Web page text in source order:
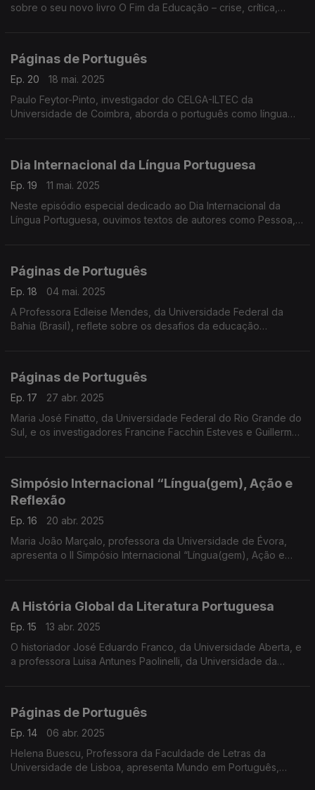
sobre o seu novo livro O Fim da Educação – crise, crítica,
Páginas de Português
Ep. 20
18 mai. 2025
Paulo Feytor-Pinto, investigador do CELGA-ILTEC da
Universidade de Coimbra, aborda o português como língua
Dia Internacional da Língua Portuguesa
Ep. 19
11 mai. 2025
Neste episódio especial dedicado ao Dia Internacional da
Língua Portuguesa, ouvimos textos de autores como Pessoa,
Páginas de Português
Ep. 18
04 mai. 2025
A Professora Edleise Mendes, da Universidade Federal da
Bahia (Brasil), reflete sobre os desafios da educação
Páginas de Português
Ep. 17
27 abr. 2025
Maria José Finatto, da Universidade Federal do Rio Grande do
Sul, e os investigadores Francine Facchin Esteves e Guillermo
Simpósio Internacional “Língua(gem), Ação e
Reflexão
Ep. 16
20 abr. 2025
Maria João Marçalo, professora da Universidade de Évora,
apresenta o II Simpósio Internacional “Língua(gem), Ação e
A História Global da Literatura Portuguesa
Ep. 15
13 abr. 2025
O historiador José Eduardo Franco, da Universidade Aberta, e
a professora Luisa Antunes Paolinelli, da Universidade da
Páginas de Português
Ep. 14
06 abr. 2025
Helena Buescu, Professora da Faculdade de Letras da
Universidade de Lisboa, apresenta Mundo em Português,